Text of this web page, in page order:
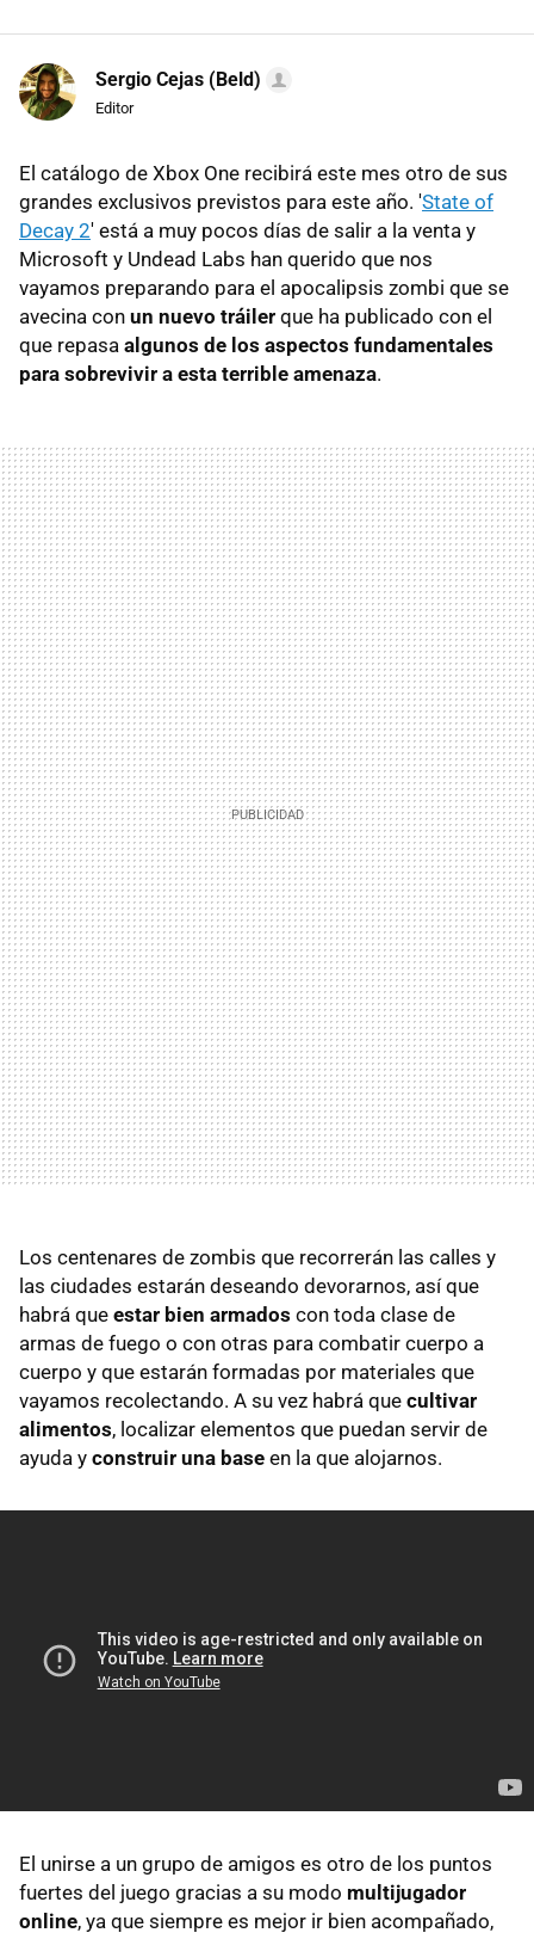
Sergio Cejas (Beld)
Editor
El catálogo de Xbox One recibirá este mes otro de sus
grandes exclusivos previstos para este año. 'State of
Decay 2' está a muy pocos días de salir a la venta y
Microsoft y Undead Labs han querido que nos
vayamos preparando para el apocalipsis zombi que se
avecina con un nuevo tráiler que ha publicado con el
que repasa algunos de los aspectos fundamentales
para sobrevivir a esta terrible amenaza.
Los centenares de zombis que recorrerán las calles y
las ciudades estarán deseando devorarnos, así que
habrá que estar bien armados con toda clase de
armas de fuego o con otras para combatir cuerpo a
cuerpo y que estarán formadas por materiales que
vayamos recolectando. A su vez habrá que cultivar
alimentos, localizar elementos que puedan servir de
ayuda y construir una base en la que alojarnos.
El unirse a un grupo de amigos es otro de los puntos
fuertes del juego gracias a su modo multijugador
online, ya que siempre es mejor ir bien acompañado,